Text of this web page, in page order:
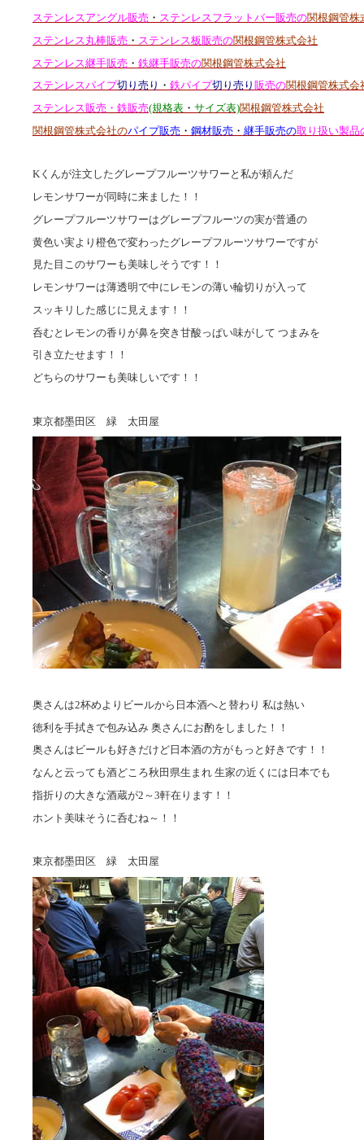
ステンレスアングル販売 ・ ステンレスフラットバー販売の関根鋼管株
ステンレス丸棒販売 ・ ステンレス板販売の関根鋼管株式会社
ステンレス継手販売 ・ 鉄継手販売の関根鋼管株式会社
ステンレスパイプ切り売り ・ 鉄パイプ切り売り 販売の関根鋼管株式会
ステンレス販売・鉄販売(規格表 ・ サイズ表)関根鋼管株式会社
関根鋼管株式会社のパイプ販売 ・ 鋼材販売 ・ 継手販売の取り扱い製品
Kくんが注文したグレープフルーツサワーと私が頼んだ
レモンサワーが同時に来ました！！
グレープフルーツサワーはグレープフルーツの実が普通の
黄色い実より橙色で変わったグレープフルーツサワーですが
見た目このサワーも美味しそうです！！
レモンサワーは薄透明で中にレモンの薄い輪切りが入って
スッキリした感じに見えます！！
呑むとレモンの香りが鼻を突き甘酸っぱい味がして つまみを
引き立たせます！！
どちらのサワーも美味しいです！！
東京都墨田区 緑 太田屋
奥さんは2杯めよりビールから日本酒へと替わり 私は熱い
徳利を手拭きで包み込み 奥さんにお酌をしました！！
奥さんはビールも好きだけど日本酒の方がもっと好きです！！
なんと云っても酒どころ秋田県生まれ 生家の近くには日本でも
指折りの大きな酒蔵が2～3軒在ります！！
ホント美味そうに呑むね～！！
東京都墨田区 緑 太田屋